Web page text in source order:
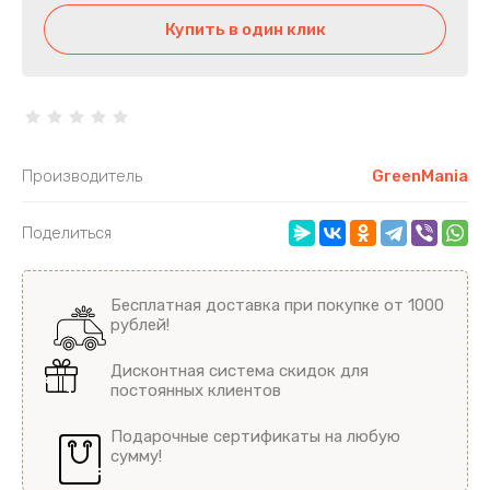
Bombbar 40гр и 60гр, Овсяное
Bombbar 40гр
SnaqFabriq
rex Пирожные, батончики
с нугой CHIKALAB
Купить в один клик
Производитель GreenMania
Поделиться
Бесплатная доставка при покупке от 1000
рублей!
Дисконтная система скидок для
постоянных клиентов
Подарочные сертификаты на любую
сумму!